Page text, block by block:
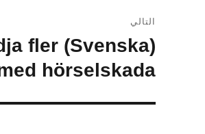
التالي
المقالة
التالية:
fler
hörselskada